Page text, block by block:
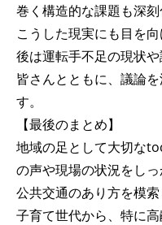
巻く構造的な課題も深刻
こうした現実にも目を
後は運転手不足の現状
皆さんとともに、議論
す。
【最後のまとめ】
地域の足として大切な
の声や現場の状況をし
公共交通のあり方を模索
子育て世代から、特に